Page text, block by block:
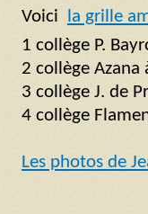
Voici la grille
1 collège P.
2 collège
3 collège J. de
4 collège
Les photos de